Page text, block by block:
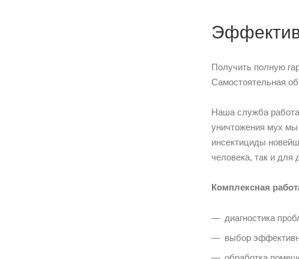
Получить полную
Самостоятельная
Наша служба
уничтожения мух
инсектициды
человека, так и
Комплексная
диагностика
выбор